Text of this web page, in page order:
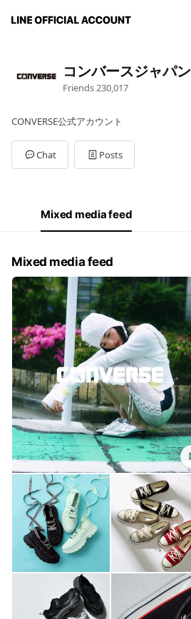
コンバースジャパン
Friends 230,017
CONVERSE公式アカウント
Chat Posts
Mixed media feed
Mixed media feed